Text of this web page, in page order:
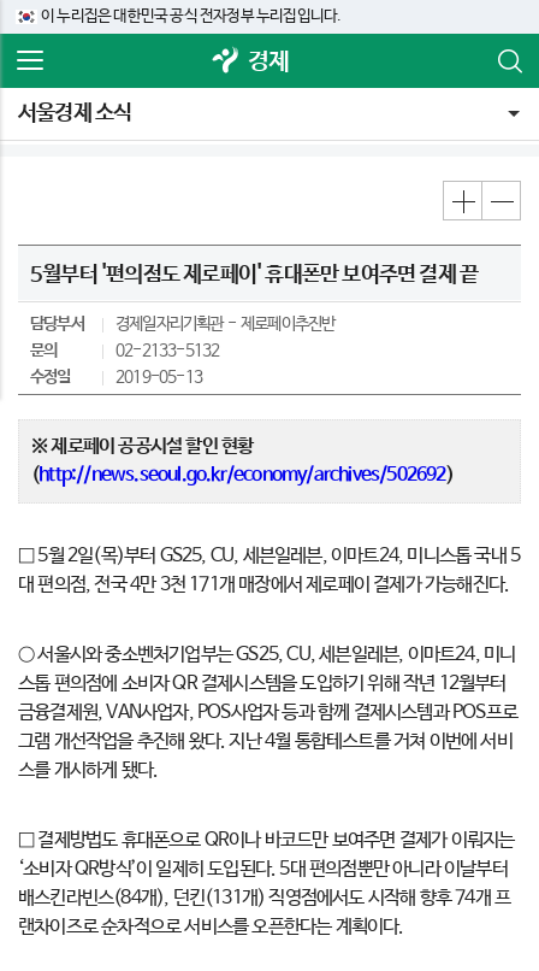
이 누리집은 대한민국 공식 전자정부 누리집입니다.
경제
서울경제 소식
5월부터 '편의점도 제로페이' 휴대폰만 보여주면 결제 끝
담당부서 경제일자리기획관
제로페이추진반
문의
02-2133-5132
수정일
2019-05-13
※ 제로페이 공공시설 할인 현황
(http://news.seoul.go.kr/economy/archives/502692)
□ 5월 2일(목)부터 GS25, CU, 세븐일레븐, 이마트24, 미니스톱 국내 5
대 편의점, 전국 4만 3천 171개 매장에서 제로페이 결제가 가능해진다.
○ 서울시와 중소벤처기업부는 GS25, CU, 세븐일레븐, 이마트24, 미니
스톱 편의점에 소비자 QR 결제시스템을 도입하기 위해 작년 12월부터
금융결제원, VAN사업자, POS사업자 등과 함께 결제시스템과 POS프로
그램 개선작업을 추진해 왔다. 지난 4월 통합테스트를 거쳐 이번에 서비
스를 개시하게 됐다.
□ 결제방법도 휴대폰으로 QR이나 바코드만 보여주면 결제가 이뤄지는
‘소비자 QR방식’이 일제히 도입된다. 5대 편의점뿐만 아니라 이날부터
배스킨라빈스(84개), 던킨(131개) 직영점에서도 시작해 향후 74개 프
랜차이즈로 순차적으로 서비스를 오픈한다는 계획이다.